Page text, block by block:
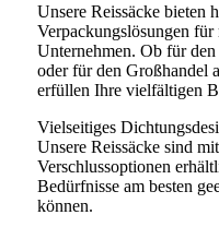
Unsere Reissäcke bieten
Verpackungslösungen für
Unternehmen. Ob für
oder für den Großhandel
erfüllen Ihre vielfältigen
Vielseitiges
Unsere Reissäcke sind
Verschlussoptionen
Bedürfnisse am besten
können.